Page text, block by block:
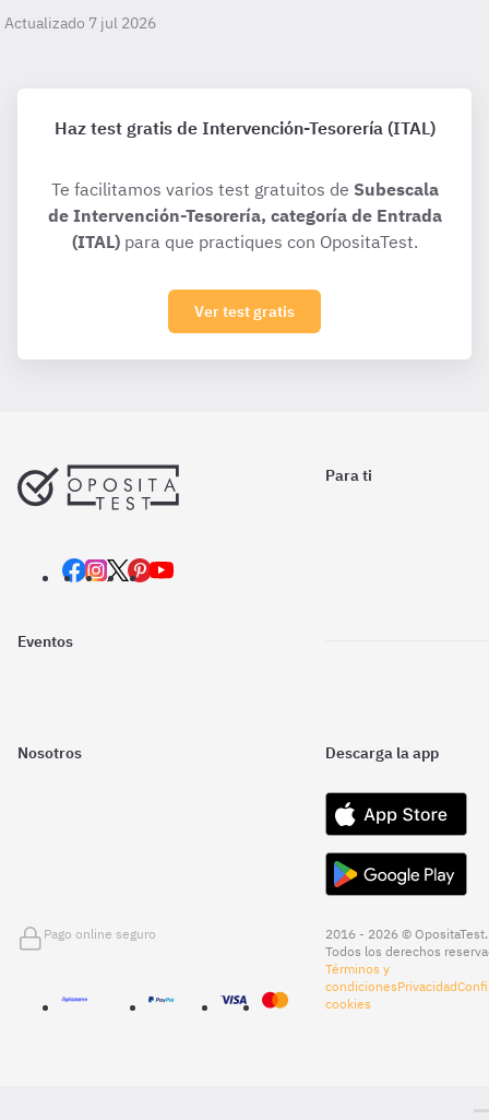
Actualizado 7 jul 2026
Haz test gratis de Intervención-Tesorería (ITAL)
Te facilitamos varios test gratuitos de Subescala
de Intervención-Tesorería, categoría de Entrada
(ITAL)para que practiques con OpositaTest.
Ver test gratis
Para ti
Eventos
Nosotros Descarga la app
Pago online seguro
2016 - 2026 © OpositaTest.
Todos los derechos
Términos y
condicionesPrivacidad
cookies